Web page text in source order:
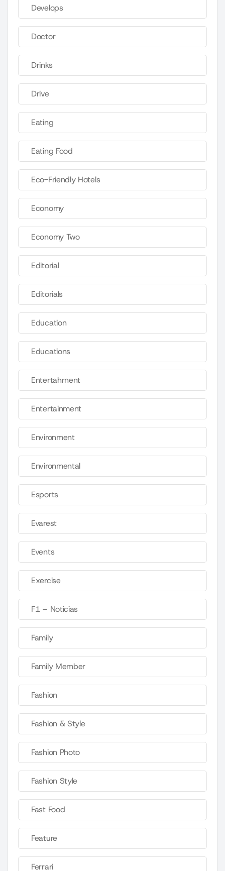
Develops
Doctor
Drinks
Drive
Eating
Eating Food
Eco-Friendly Hotels
Economy
Economy Two
Editorial
Editorials
Education
Educations
Entertahrnent
Entertainment
Environment
Environmental
Esports
Evarest
Events
Exercise
F1 – Noticias
Family
Family Member
Fashion
Fashion & Style
Fashion Photo
Fashion Style
Fast Food
Feature
Ferrari